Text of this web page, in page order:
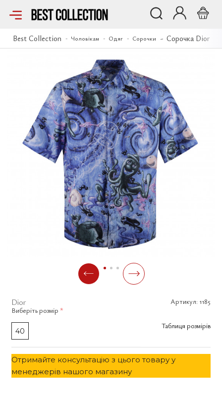
Best Collection Чоловікам Одяг Сорочки Сорочка Dior
Сорочка Dior
Dior Артикул: 1185
Виберіть розмір *
40
Таблиця розмірів
Отримайте консультацію з цього товару у
менеджерів нашого магазину